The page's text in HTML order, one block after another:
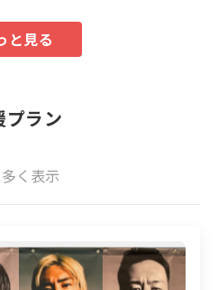
プラン
く表示